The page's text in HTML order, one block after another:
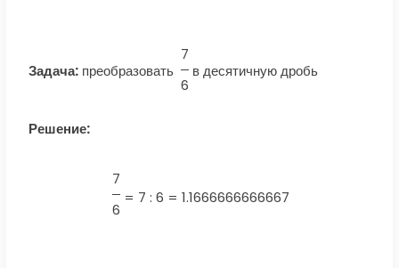
Задача:преобразовать
7
6
в десятичную дробь
Решение:
7
6
= 7 : 6 = 1.1666666666667